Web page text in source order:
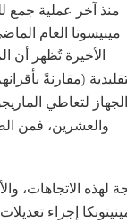
مينيسوتا العام
الأخيرة تُظهر أن
(مقارنةً
الجهاز لتعاطي
والعشرين، فمن
لهذه الاتجاهات،
إجراء